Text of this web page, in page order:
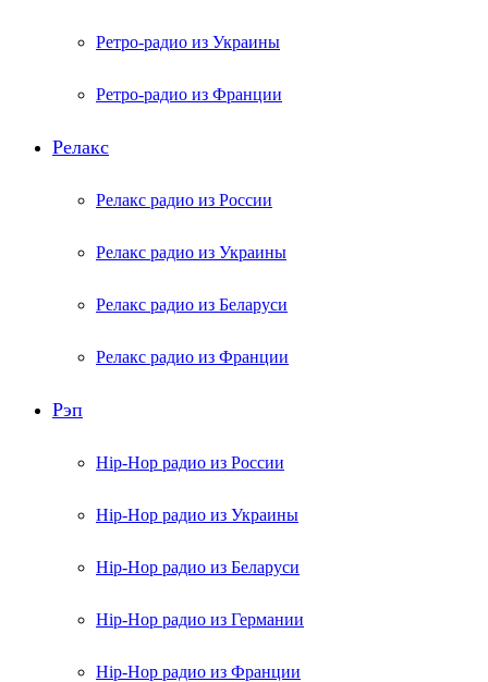
Ретро-радио из Украины
Ретро-радио из Франции
Релакс
Релакс радио из России
Релакс радио из Украины
Релакс радио из Беларуси
Релакс радио из Франции
Рэп
Hip-Hop радио из России
Hip-Hop радио из Украины
Hip-Hop радио из Беларуси
Hip-Hop радио из Германии
Hip-Hop радио из Франции